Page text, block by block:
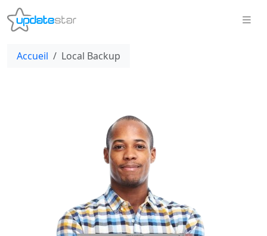
Accueil Local Backup